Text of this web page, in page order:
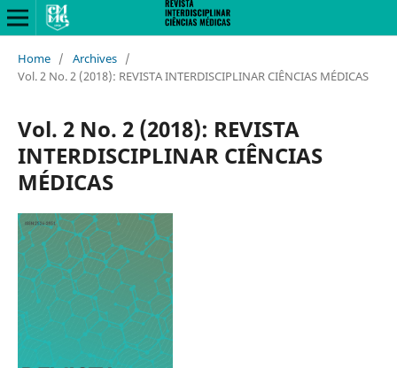
Home / Archives /
Vol. 2 No. 2 (2018): REVISTA INTERDISCIPLINAR CIÊNCIAS MÉDICAS
Vol. 2 No. 2 (2018): REVISTA
INTERDISCIPLINAR CIÊNCIAS
MÉDICAS